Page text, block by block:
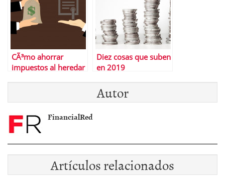
CÃ³mo ahorrar
impuestos al heredar
Diez cosas que suben
en 2019
Autor
FinancialRed
Artículos relacionados